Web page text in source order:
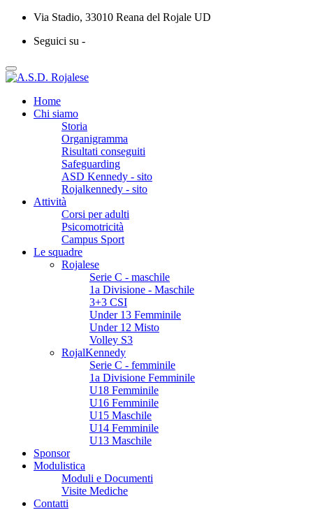
Via Stadio, 33010 Reana del Rojale UD
Seguici su -
Home
Chi siamo
Storia
Organigramma
Risultati conseguiti
Safeguarding
ASD Kennedy - sito
Rojalkennedy - sito
Attività
Corsi per adulti
Psicomotricità
Campus Sport
Le squadre
Rojalese
Serie C - maschile
1a Divisione - Maschile
3+3 CSI
Under 13 Femminile
Under 12 Misto
Volley S3
RojalKennedy
Serie C - femminile
1a Divisione Femminile
U18 Femminile
U16 Femminile
U15 Maschile
U14 Femminile
U13 Maschile
Sponsor
Modulistica
Moduli e Documenti
Visite Mediche
Contatti